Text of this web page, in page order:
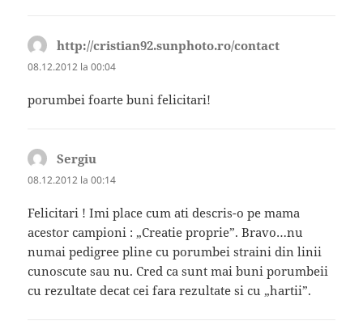
http://cristian92.sunphoto.ro/contact
08.12.2012 la 00:04
porumbei foarte buni felicitari!
Sergiu
08.12.2012 la 00:14
Felicitari ! Imi place cum ati descris-o pe mama
acestor campioni : „Creatie proprie”. Bravo…nu
numai pedigree pline cu porumbei straini din linii
cunoscute sau nu. Cred ca sunt mai buni porumbeii
cu rezultate decat cei fara rezultate si cu „hartii”.